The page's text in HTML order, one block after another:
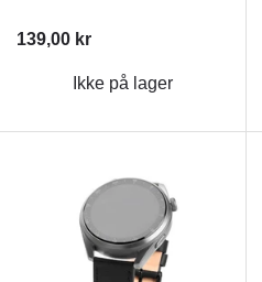
139,00 kr
Ikke på lager